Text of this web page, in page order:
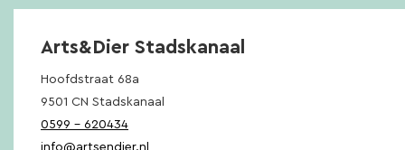
Arts&Dier Stadskanaal
Hoofdstraat 68a
9501 CN Stadskanaal
0599 – 620434
info@artsendier.nl